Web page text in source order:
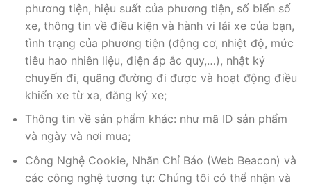
phương tiện, hiệu suất của phương tiện, số biển số
xe, thông tin về điều kiện và hành vi lái xe của bạn,
tình trạng của phương tiện (động cơ, nhiệt độ, mức
tiêu hao nhiên liệu, điện áp ắc quy,…), nhật ký
chuyến đi, quãng đường đi được và hoạt động điều
khiển xe từ xa, đăng ký xe;
Thông tin về sản phẩm khác: như mã ID sản phẩm
và ngày và nơi mua;
Công Nghệ Cookie, Nhãn Chỉ Báo (Web Beacon) và
các công nghệ tương tự: Chúng tôi có thể nhận và